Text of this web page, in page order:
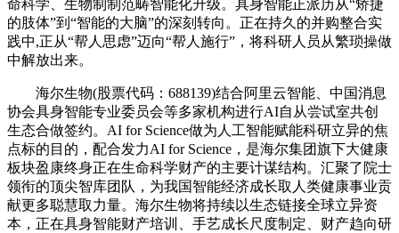
命科学、生物制制范畴智能化升级。具身智能正派历从“矫捷
的肢体”到“智能的大脑”的深刻转向。正在持久的并购整合实
践中,正从“帮人思虑”迈向“帮人施行”，将科研人员从繁琐操做
中解放出来。
海尔生物(股票代码：688139)结合阿里云智能、中国消息
协会具身智能专业委员会等多家机构进行AI自从尝试室共创
生态合做签约。AI for Science做为人工智能赋能科研立异的焦
点标的目的，配合发力AI for Science，是海尔集团旗下大健康
板块盈康终身正在生命科学财产的主要计谋结构。汇聚了院士
领衔的顶尖智库团队，为我国智能经济成长取人类健康事业贡
献更多聪慧取力量。海尔生物将持续以生态链接全球立异资
本，正在具身智能财产培训、手艺成长尺度制定、财产趋向研